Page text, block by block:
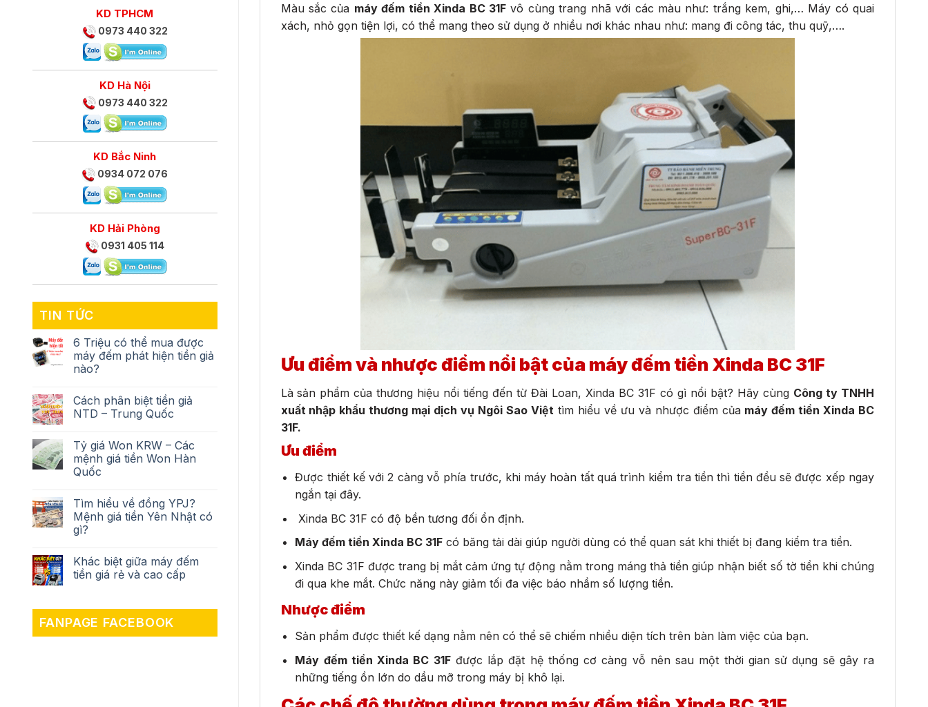
KD TPHCM
0973 440 322
KD Hà Nội
0973 440 322
KD Bắc Ninh
0934 072 076
KD Hải Phòng
0931 405 114
TIN TỨC
6 Triệu có thể mua được
máy đếm phát hiện tiền giả
nào?
Cách phân biệt tiền giả
NTD – Trung Quốc
Tỷ giá Won KRW – Các
mệnh giá tiền Won Hàn
Quốc
Tìm hiểu về đồng YPJ?
Mệnh giá tiền Yên Nhật có
gì?
Khác biệt giữa máy đếm
tiền giá rẻ và cao cấp
FANPAGE FACEBOOK
Màu sắc của máy đếm tiền Xinda BC 31Fvô cùng trang nhã với các màu như: trắng kem, ghi,… Máy có quai
xách, nhỏ gọn tiện lợi, có thể mang theo sử dụng ở nhiều nơi khác nhau như: mang đi công tác, thu quỹ,….
Ưu điểm và nhược điểm nổi bật của máy đếm tiền Xinda BC 31F
Là sản phẩm của thương hiệu nổi tiếng đến từ Đài Loan, Xinda BC 31F có gì nổi bật? Hãy cùng Công ty TNHH
xuất nhập khẩu thương mại dịch vụ Ngôi Sao Việt tìm hiểu về ưu và nhược điểm của máy đếm tiền Xinda BC
31F.
Ưu điểm
Được thiết kế với 2 càng vỗ phía trước, khi máy hoàn tất quá trình kiểm tra tiền thì tiền đều sẽ được xếp ngay
ngắn tại đây.
Xinda BC 31F có độ bền tương đối ổn định.
Máy đếm tiền Xinda BC 31F có băng tải dài giúp người dùng có thể quan sát khi thiết bị đang kiểm tra tiền.
Xinda BC 31F được trang bị mắt cảm ứng tự động nằm trong máng thả tiền giúp nhận biết số tờ tiền khi chúng
đi qua khe mắt. Chức năng này giảm tối đa việc báo nhầm số lượng tiền.
Nhược điểm
Sản phẩm được thiết kế dạng nằm nên có thể sẽ chiếm nhiều diện tích trên bàn làm việc của bạn.
Máy đếm tiền Xinda BC 31Fđược lắp đặt hệ thống cơ càng vỗ nên sau một thời gian sử dụng sẽ gây ra
những tiếng ồn lớn do dầu mỡ trong máy bị khô lại.